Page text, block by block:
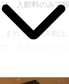
、入館料のみで
まれてきた演劇は
りできる休憩スペ